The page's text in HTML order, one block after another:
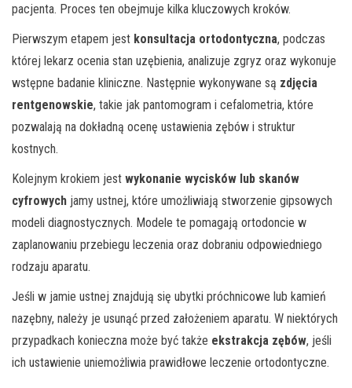
pacjenta. Proces ten obejmuje kilka kluczowych kroków.
Pierwszym etapem jest konsultacja ortodontyczna, podczas
której lekarz ocenia stan uzębienia, analizuje zgryz oraz wykonuje
wstępne badanie kliniczne. Następnie wykonywane są zdjęcia
rentgenowskie, takie jak pantomogram i cefalometria, które
pozwalają na dokładną ocenę ustawienia zębów i struktur
kostnych.
Kolejnym krokiem jest wykonanie wycisków lub skanów
cyfrowych jamy ustnej, które umożliwiają stworzenie gipsowych
modeli diagnostycznych. Modele te pomagają ortodoncie w
zaplanowaniu przebiegu leczenia oraz dobraniu odpowiedniego
rodzaju aparatu.
Jeśli w jamie ustnej znajdują się ubytki próchnicowe lub kamień
nazębny, należy je usunąć przed założeniem aparatu. W niektórych
przypadkach konieczna może być także ekstrakcja zębów, jeśli
ich ustawienie uniemożliwia prawidłowe leczenie ortodontyczne.